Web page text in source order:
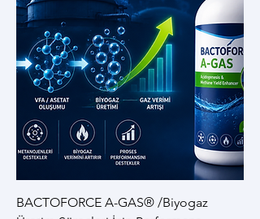
BACTOFORCE A-GAS® /Biyogaz